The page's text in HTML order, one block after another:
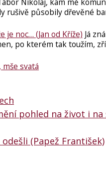
rušivě působily dřevěné
je noc… (Jan od Kříže) Já
po kterém tak toužím,
svatá
pohled na život i
(Papež František)